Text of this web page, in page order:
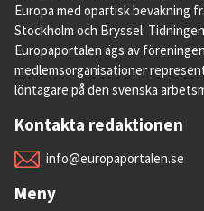
Europa med opartisk bevakning
Stockholm och Bryssel.
Europaportalen ägs av
medlemsorganisationer
löntagare på den svenska
Kontakta redaktionen
info@europaportalen.se
Meny